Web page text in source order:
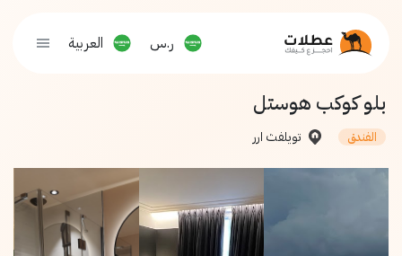
ر.س العربية
بلو كوكب هوستل
الفندق تويلفث ارر